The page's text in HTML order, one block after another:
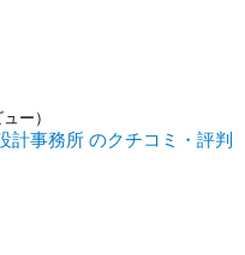
ー）
計事務所 のクチコミ・評判